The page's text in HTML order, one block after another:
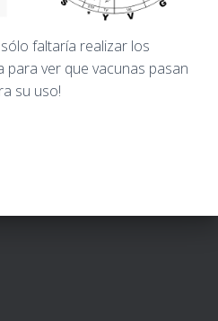
faltaría realizar los
para ver que vacunas pasan
su uso!